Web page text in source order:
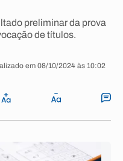
preliminar da prova
de títulos.
em 08/10/2024 às 10:02